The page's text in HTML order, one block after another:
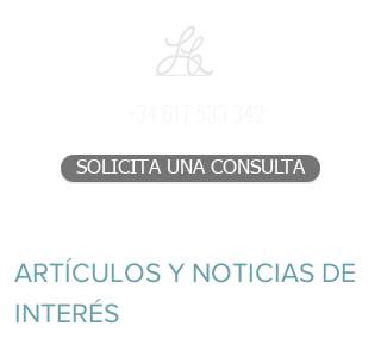
SOLICITA UNA CONSULTA
ARTÍCULOS Y NOTICIAS DE
INTERÉS